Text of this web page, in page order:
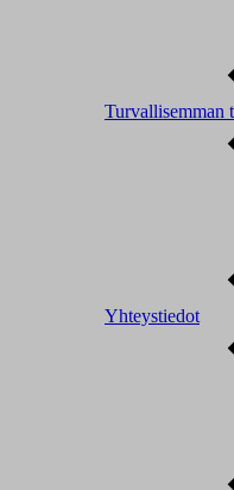
Turvallisemman
Yhteystiedot